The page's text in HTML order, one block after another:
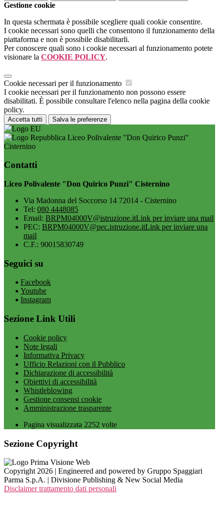
Gestione cookie
In questa schermata è possibile scegliere quali cookie consentire.
I cookie necessari sono quelli che consentono il funzionamento della
piattaforma e non è possibile disabilitarli.
Per conoscere quali sono i cookie necessari al funzionamento potete
visionare la COOKIE POLICY.
Cookie necessari per il funzionamento
I cookie necessari per il funzionamento non possono essere
disabilitati. È possibile consultare l'elenco nella pagina della cookie
policy.
Accetta tutti Salva le preferenze
Liceo Polivalente "Don Quirico Punzi"
Cisternino
Contatti
Liceo Polivalente "Don Quirico Punzi" Cisternino
Via Madonna del Soccorso 14 72014 - Cisternino
Tel: 080 4448085
Email: BRPM04000V@istruzione.itLink per inviare una mail
PEC: BRPM04000V@pec.istruzione.itLink per inviare una
mail
C.F.: 90015830749
Seguici su
Facebook
Youtube
Instagram
Sezione Link Utili
Cookie policy
Note legali
Informativa Privacy
Ufficio Relazioni con il Pubblico
Dichiarazione di accessibilità
Obiettivi di accessibilità
Whistleblowing
Gestione consensi cookie
Amministrazione trasparente
Pagina visualizzata 2252 volte
Sezione Copyright
Copyright 2026 | Engineered and powered by Gruppo Spaggiari
Parma S.p.A. | Divisione Publishing & New Social Media
Disclaimer trattamento dati personali